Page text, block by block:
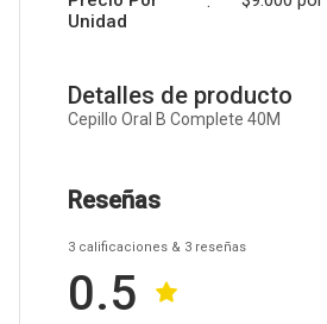
Unidad
Detalles de producto
Cepillo Oral B Complete 40M
Reseñas
3 calificaciones & 3 reseñas
0.5